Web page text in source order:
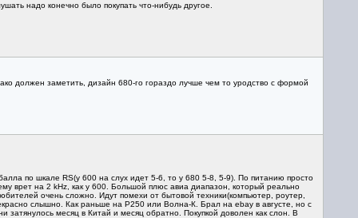
надо конечно было покупать что-нибудь другое.
должен заметить, дизайн 680-го гораздо лучше чем то уродство с формой
по шкале RS(у 600 на слух идет 5-6, то у 680 5-8, 5-9). По питанию просто
врет на 2 kHz, как у 600. Большой плюс авиа диапазон, который реально
очень сложно. Идут помехи от бытовой техники(компьютер, роутер,
слышно. Как раньше на Р250 или Волна-К. Брал на ebay в августе, но с
месяц в Китай и месяц обратно. Покупкой доволен как слон. В